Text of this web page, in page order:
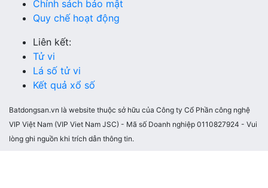
Chính sách bảo mật
Quy chế hoạt động
Liên kết:
Tử vi
Lá số tử vi
Kết quả xổ số
Batdongsan.vn là website thuộc sở hữu của Công ty Cổ Phần công nghệ
VIP Việt Nam (VIP Viet Nam JSC) - Mã số Doanh nghiệp 0110827924 - Vui
lòng ghi nguồn khi trích dẫn thông tin.